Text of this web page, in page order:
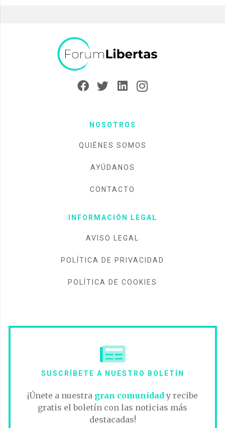
NOSOTROS
QUIÉNES SOMOS
AYÚDANOS
CONTACTO
INFORMACIÓN LEGAL
AVISO LEGAL
POLÍTICA DE PRIVACIDAD
POLÍTICA DE COOKIES
SUSCRÍBETE A NUESTRO BOLETÍN
¡Únete a nuestra gran comunidady recibe
gratis el boletín con las noticias más
destacadas!